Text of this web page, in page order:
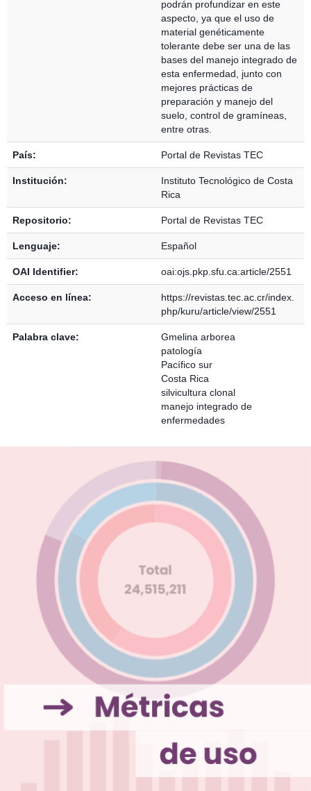
podrán profundizar en este
aspecto, ya que el uso de
material genéticamente
tolerante debe ser una de las
bases del manejo integrado de
esta enfermedad, junto con
mejores prácticas de
preparación y manejo del
suelo, control de gramíneas,
entre otras.
País: Portal de Revistas TEC
Institución:
Instituto Tecnológico de Costa
Rica
Repositorio: Portal de Revistas TEC
Lenguaje: Español
OAI Identifier: oai:ojs.pkp.sfu.ca:article/2551
Acceso en línea:
https://revistas.tec.ac.cr/index.
php/kuru/article/view/2551
Palabra clave:
Gmelina arborea
patología
Pacífico sur
Costa Rica
silvicultura clonal
manejo integrado de
enfermedades